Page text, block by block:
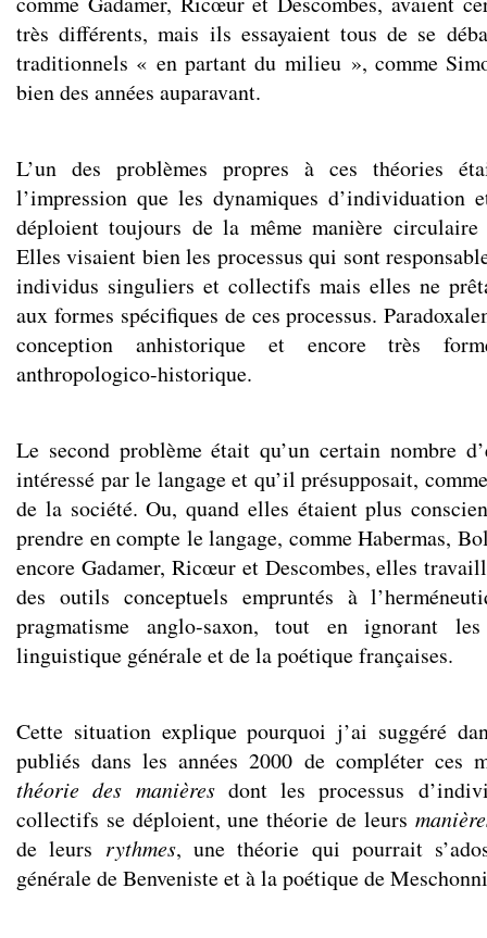
très différents, mais ils essayaient tous de se
traditionnels « en partant du milieu », comme
bien des années auparavant.
L’un des problèmes propres à ces théories
l’impression que les dynamiques d’individuation
déploient toujours de la même manière
Elles visaient bien les processus qui sont
individus singuliers et collectifs mais elles ne
aux formes spécifiques de ces processus.
conception anhistorique et encore très
anthropologico-historique.
Le second problème était qu’un certain nombre
intéressé par le langage et qu’il présupposait,
de la société. Ou, quand elles étaient plus
prendre en compte le langage, comme Habermas,
encore Gadamer, Ricœur et Descombes, elles
des outils conceptuels empruntés à
pragmatisme anglo-saxon, tout en ignorant
linguistique générale et de la poétique françaises.
Cette situation explique pourquoi j’ai suggéré
publiés dans les années 2000 de compléter ces
théorie des manièresdont les processus
collectifs se déploient, une théorie de leurs
de leurs rythmes, une théorie qui pourrait
générale de Benveniste et à la poétique de